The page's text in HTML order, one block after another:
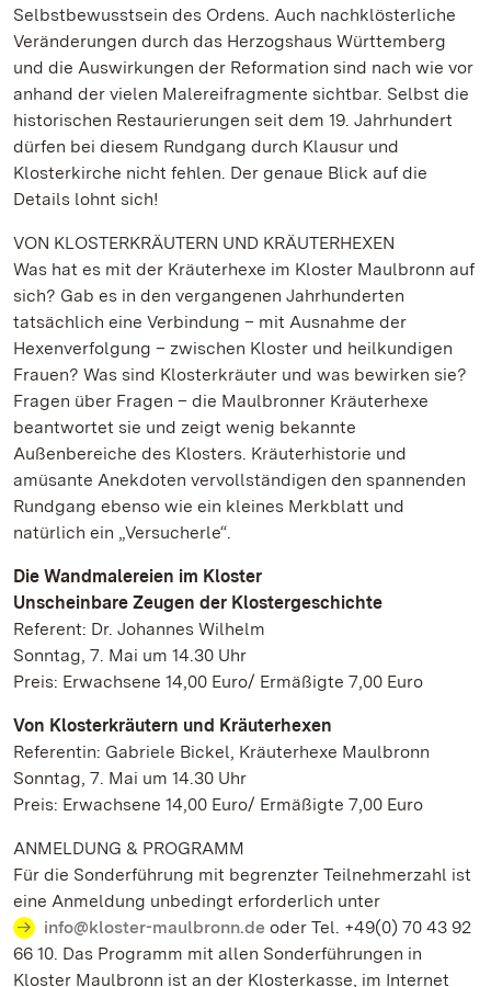
Selbstbewusstsein des Ordens. Auch nachklösterliche
Veränderungen durch das Herzogshaus Württemberg
und die Auswirkungen der Reformation sind nach wie vor
anhand der vielen Malereifragmente sichtbar. Selbst die
historischen Restaurierungen seit dem 19. Jahrhundert
dürfen bei diesem Rundgang durch Klausur und
Klosterkirche nicht fehlen. Der genaue Blick auf die
Details lohnt sich!
VON KLOSTERKRÄUTERN UND KRÄUTERHEXEN
Was hat es mit der Kräuterhexe im Kloster Maulbronn auf
sich? Gab es in den vergangenen Jahrhunderten
tatsächlich eine Verbindung – mit Ausnahme der
Hexenverfolgung – zwischen Kloster und heilkundigen
Frauen? Was sind Klosterkräuter und was bewirken sie?
Fragen über Fragen – die Maulbronner Kräuterhexe
beantwortet sie und zeigt wenig bekannte
Außenbereiche des Klosters. Kräuterhistorie und
amüsante Anekdoten vervollständigen den spannenden
Rundgang ebenso wie ein kleines Merkblatt und
natürlich ein „Versucherle“.
Die Wandmalereien im Kloster
Unscheinbare Zeugen der Klostergeschichte
Referent: Dr. Johannes Wilhelm
Sonntag, 7. Mai um 14.30 Uhr
Preis: Erwachsene 14,00 Euro/ Ermäßigte 7,00 Euro
Von Klosterkräutern und Kräuterhexen
Referentin: Gabriele Bickel, Kräuterhexe Maulbronn
Sonntag, 7. Mai um 14.30 Uhr
Preis: Erwachsene 14,00 Euro/ Ermäßigte 7,00 Euro
ANMELDUNG & PROGRAMM
Für die Sonderführung mit begrenzter Teilnehmerzahl ist
eine Anmeldung unbedingt erforderlich unter
info@kloster-maulbronn.de oder Tel. +49(0) 70 43 92
66 10. Das Programm mit allen Sonderführungen in
Kloster Maulbronn ist an der Klosterkasse, im Internet